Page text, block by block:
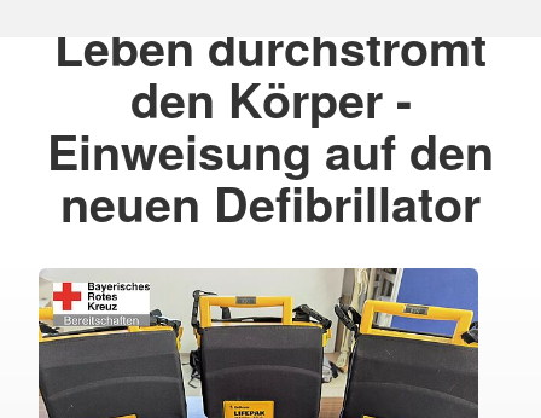
Leben durchströmt
den Körper -
Einweisung auf den
neuen Defibrillator